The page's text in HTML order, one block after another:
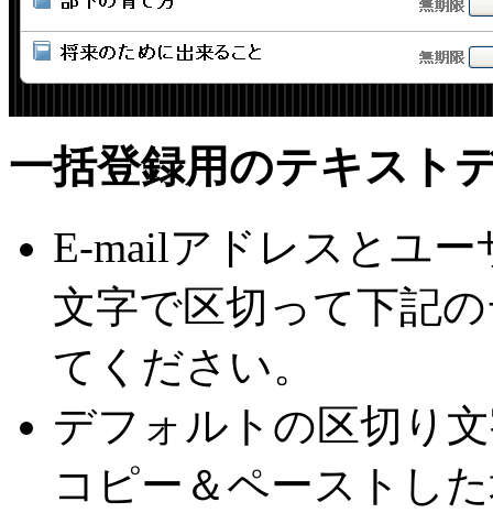
一括登録用のテキスト
E-mailアドレスとユ
文字で区切って下記
てください。
デフォルトの区切り
コピー＆ペーストし